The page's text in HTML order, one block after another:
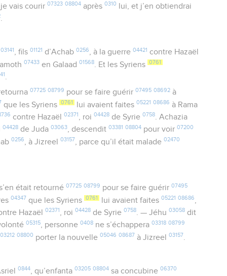
je vais courir07323 08804 après0310 lui, et j’en obtiendrai
.
03141, fils 01121 d’Achab 0256, à la guerre 04421 contre Hazaël
07433 en Galaad01568 . Et les Syriens 0761
.
07725 08799 pour se faire guérir 07495 08692à
que les Syriens 0761 lui avaient faites05221 08686 à Rama
contre Hazaël02371 , roi04428 de Syrie0758. Achazia
04428 de Juda03063, descendit03381 08804 pour voir07200
0256 , à Jizreel03157 , parce qu’il était malade02470
était retourné 07725 08799 pour se faire guérir 07495
04347 que les Syriens 0761 lui avaient faites05221 08686
Hazaël02371 , roi04428 de Syrie0758. — Jéhu03058 dit
05315, personne0408 ne s’échappera03318 08799
03212 08800 porter la nouvelle05046 08687 à Jizreel03157
0844, qu’enfanta 03205 08804sa concubine 06370